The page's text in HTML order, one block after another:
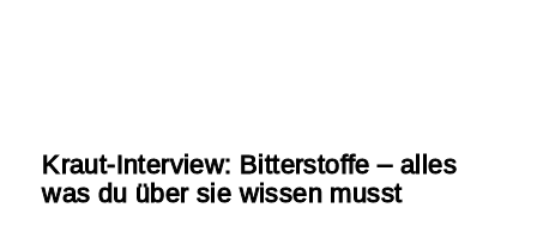
Kraut-Interview: Bitterstoffe – alles
was du über sie wissen musst